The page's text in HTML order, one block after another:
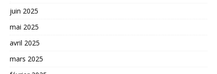
juin 2025
mai 2025
avril 2025
mars 2025